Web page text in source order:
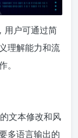
用户可通过简
理解能力和流
。
文本修改和风
多语言输出的